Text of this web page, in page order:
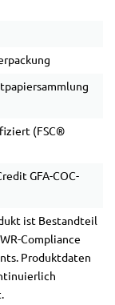
(FSC®
GFA-COC-
ist Bestandteil
Compliance
Produktdaten